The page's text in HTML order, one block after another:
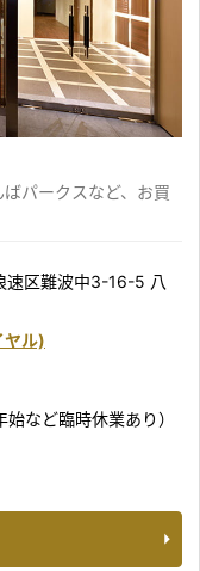
パークスなど、お買
速区難波中3-16-5 八
ル)
など臨時休業あり）